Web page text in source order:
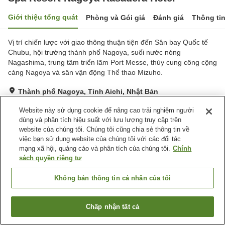
Giới thiệu tổng quát Phòng và Gói giá Đánh giá Thông
Vị trí chiến lược với giao thông thuận tiện đến Sân bay Quốc tế
Chubu, hội trường thành phố Nagoya, suối nước nóng
Nagashima, trung tâm triển lãm Port Messe, thủy cung công cộng
cảng Nagoya và sân vận động Thể thao Mizuho.
Thành phố Nagoya, Tỉnh Aichi, Nhật Bản
Tuyệt vời Đánh giá:726 lượt
Tiện nghi chỗ nghỉ
Bãi đỗ xe
Trang chủ Nhật Bản Tỉnh Aichi
Thành phố Nagoya
Spa Resort Nagoya Kasadera HotelTìm phòng trống
Website này sử dụng cookie để nâng cao trải nghiệm người
dùng và phân tích hiệu suất với lưu lượng truy cập trên
website của chúng tôi. Chúng tôi cũng chia sẻ thông tin về
việc bạn sử dụng website của chúng tôi với các đối tác
mạng xã hội, quảng cáo và phân tích của chúng tôi. Chính
sách quyền riêng tư
Không bán thông tin cá nhân của tôi
Chấp nhận tất cả